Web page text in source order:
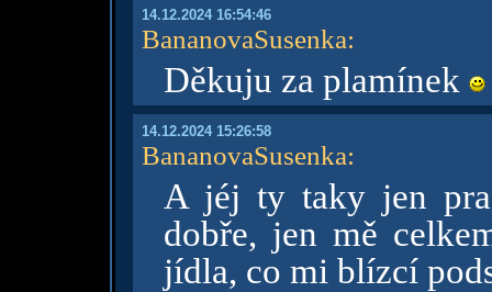
14.12.2024 16:54:46
BananovaSusenka:
Děkuju za plamínek
14.12.2024 15:26:58
BananovaSusenka:
A jéj ty taky jen
dobře, jen mě
jídla, co mi blízcí